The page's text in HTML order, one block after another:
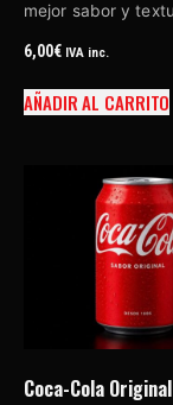
mejor sabor y
6,00€ IVA inc.
AÑADIR AL CARRITO
Coca-Cola